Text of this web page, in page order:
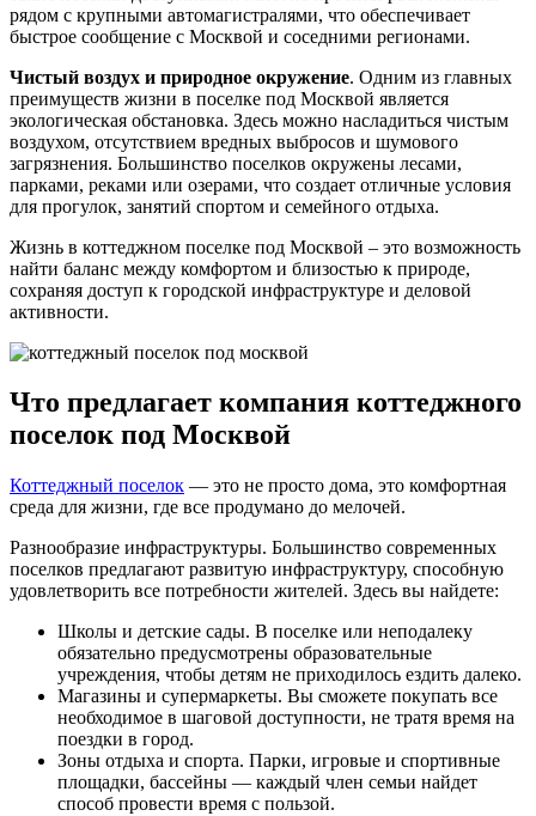
рядом с крупными автомагистралями, что обеспечивает
быстрое сообщение с Москвой и соседними регионами.
Чистый воздух и природное окружение. Одним из главных
преимуществ жизни в поселке под Москвой является
экологическая обстановка. Здесь можно насладиться чистым
воздухом, отсутствием вредных выбросов и шумового
загрязнения. Большинство поселков окружены лесами,
парками, реками или озерами, что создает отличные условия
для прогулок, занятий спортом и семейного отдыха.
Жизнь в коттеджном поселке под Москвой – это возможность
найти баланс между комфортом и близостью к природе,
сохраняя доступ к городской инфраструктуре и деловой
активности.
Что предлагает компания коттеджного
поселок под Москвой
Коттеджный поселок — это не просто дома, это комфортная
среда для жизни, где все продумано до мелочей.
Разнообразие инфраструктуры. Большинство современных
поселков предлагают развитую инфраструктуру, способную
удовлетворить все потребности жителей. Здесь вы найдете:
Школы и детские сады. В поселке или неподалеку
обязательно предусмотрены образовательные
учреждения, чтобы детям не приходилось ездить далеко.
Магазины и супермаркеты. Вы сможете покупать все
необходимое в шаговой доступности, не тратя время на
поездки в город.
Зоны отдыха и спорта. Парки, игровые и спортивные
площадки, бассейны — каждый член семьи найдет
способ провести время с пользой.